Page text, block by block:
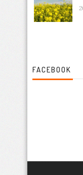
FACEBOOK